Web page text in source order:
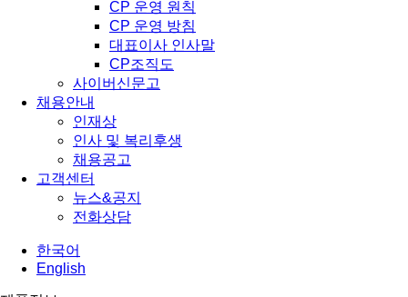
CP 운영 원칙
CP 운영 방침
대표이사 인사말
CP조직도
사이버신문고
채용안내
인재상
인사 및 복리후생
채용공고
고객센터
뉴스&공지
전화상담
한국어
English